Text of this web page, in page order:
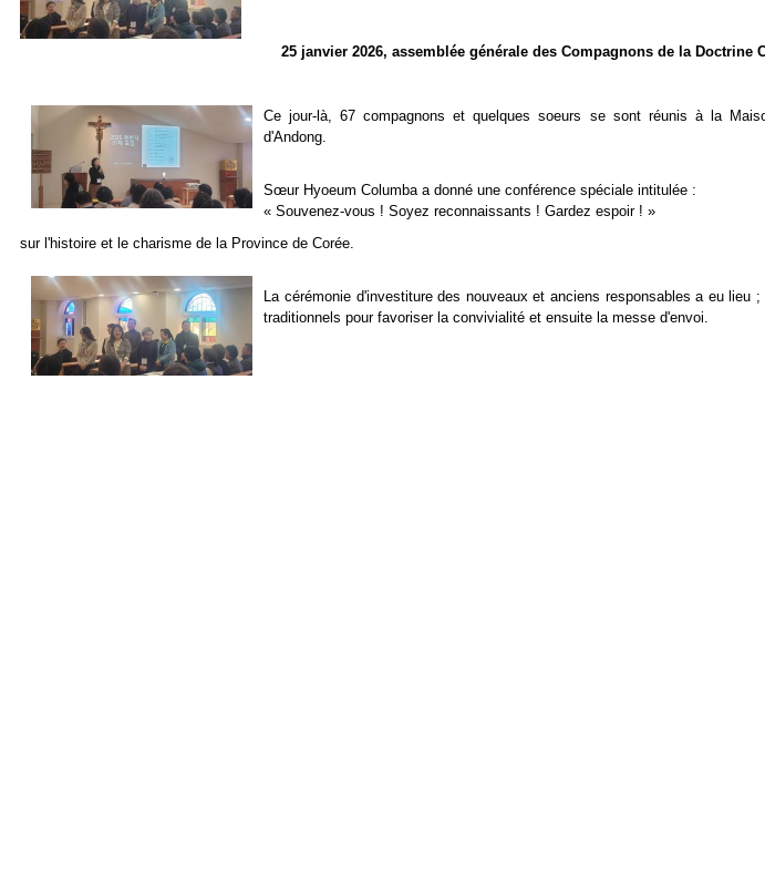
25 janvier 2026, assemblée générale des Compagnons de la Doctrine
Ce jour-là, 67 compagnons et quelques soeurs se sont réunis à la
d'Andong.
Sœur Hyoeum Columba a donné une conférence spéciale intitulée :
« Souvenez-vous ! Soyez reconnaissants ! Gardez espoir ! »
sur l'histoire et le charisme de la Province de Corée.
La cérémonie d'investiture des nouveaux et anciens responsables a eu lieu
traditionnels pour favoriser la convivialité et ensuite la messe d'envoi.